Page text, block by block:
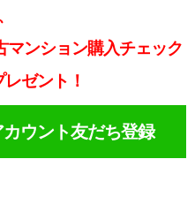
ンション購入チェック
ゼント！
ウント友だち登録